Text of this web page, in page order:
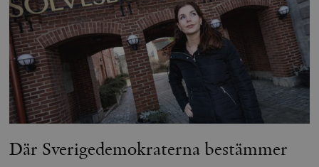
Där Sverigedemokraterna bestämmer